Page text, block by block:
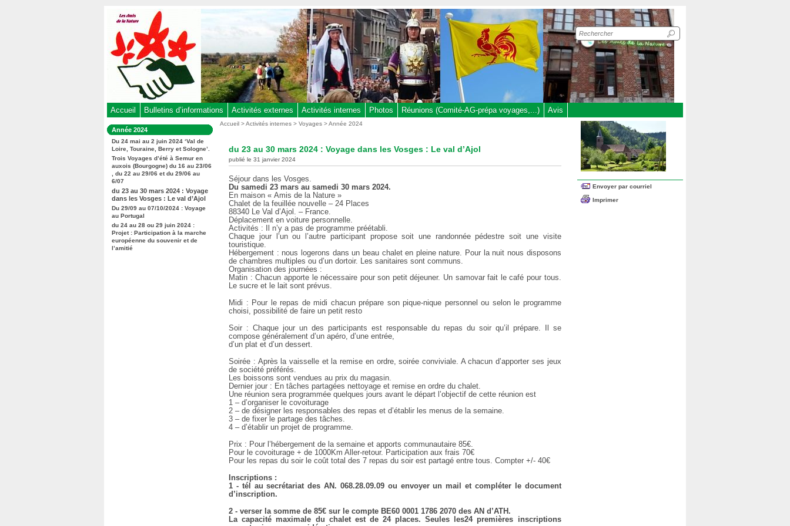
Recherche
sur
le
site
Accueil Bulletins d’informations Activités externes Activités internes Photos Réunions (Comité-AG-prépa voyages,...) Avis
Dans
la
rubrique
:
Année 2024
Du 24 mai au 2 juin 2024 ‘Val de
Loire, Touraine, Berry et Sologne’.
Trois Voyages d’été à Semur en
auxois (Bourgogne) du 16 au 23/06
, du 22 au 29/06 et du 29/06 au
6/07
du 23 au 30 mars 2024 : Voyage
dans les Vosges : Le val d’Ajol
Du 29/09 au 07/10/2024 : Voyage
au Portugal
du 24 au 28 ou 29 juin 2024 :
Projet : Participation à la marche
européenne du souvenir et de
l’amitié
Vous
Accueil >Activités internes >Voyages>Année 2024
du 23 au 30 mars 2024 : Voyage dans les Vosges : Le val d’Ajol
publié le 31 janvier 2024
Séjour dans les Vosges.
Du samedi 23 mars au samedi 30 mars 2024.
En maison « Amis de la Nature »
Chalet de la feuillée nouvelle – 24 Places
88340 Le Val d’Ajol. – France.
Déplacement en voiture personnelle.
Activités : Il n’y a pas de programme préétabli.
Chaque jour l’un ou l’autre participant propose soit une randonnée pédestre soit une visite
touristique.
Hébergement : nous logerons dans un beau chalet en pleine nature. Pour la nuit nous disposons
de chambres multiples ou d’un dortoir. Les sanitaires sont communs.
Organisation des journées :
Matin : Chacun apporte le nécessaire pour son petit déjeuner. Un samovar fait le café pour tous.
Le sucre et le lait sont prévus.
Midi : Pour le repas de midi chacun prépare son pique-nique personnel ou selon le programme
choisi, possibilité de faire un petit resto
Soir : Chaque jour un des participants est responsable du repas du soir qu’il prépare. Il se
compose généralement d’un apéro, d’une entrée,
d’un plat et d’un dessert.
Soirée : Après la vaisselle et la remise en ordre, soirée conviviale. A chacun d’apporter ses jeux
de société préférés.
Les boissons sont vendues au prix du magasin.
Dernier jour : En tâches partagées nettoyage et remise en ordre du chalet.
Une réunion sera programmée quelques jours avant le départ l’objectif de cette réunion est
1 – d’organiser le covoiturage
2 – de désigner les responsables des repas et d’établir les menus de la semaine.
3 – de fixer le partage des tâches.
4 – d’établir un projet de programme.
Prix : Pour l’hébergement de la semaine et apports communautaire 85€.
Pour le covoiturage + de 1000Km Aller-retour. Participation aux frais 70€
Pour les repas du soir le coût total des 7 repas du soir est partagé entre tous. Compter +/- 40€
Inscriptions :
1 - tél au secrétariat des AN. 068.28.09.09 ou envoyer un mail et compléter le document
d’inscription.
2 - verser la somme de 85€ sur le compte BE60 0001 1786 2070 des AN d’ATH.
La capacité maximale du chalet est de 24 places. Seules les24 premières inscriptions
Envoyer par courriel
Imprimer